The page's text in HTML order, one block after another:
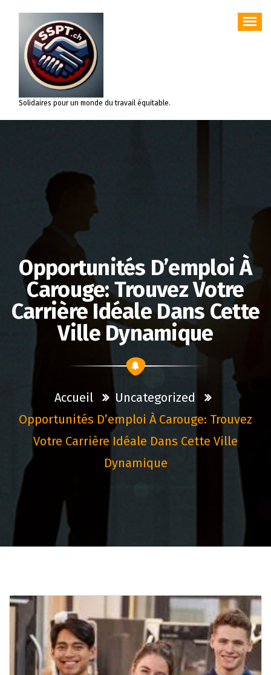
contenu
Solidaires pour un monde du travail équitable.
Opportunités D’emploi À
Carouge: Trouvez Votre
Carrière Idéale Dans Cette
Ville Dynamique
Accueil
Uncategorized
Opportunités D’emploi À Carouge: Trouvez
Votre Carrière Idéale Dans Cette Ville
Dynamique